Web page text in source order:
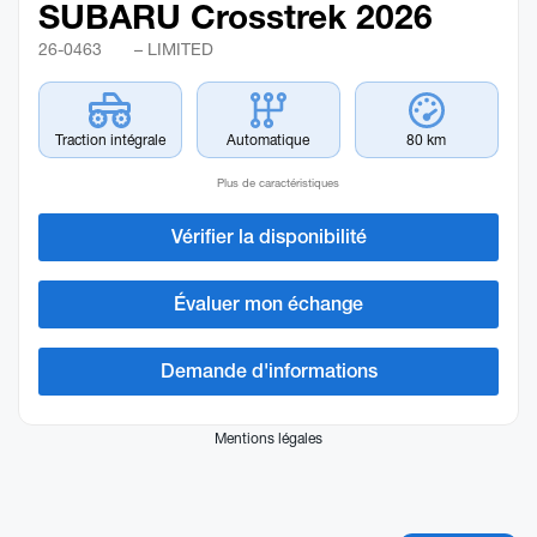
SUBARU Crosstrek 2026
26-0463 – LIMITED
Traction intégrale Automatique 80 km
Plus de caractéristiques
Vérifier la disponibilité
Évaluer mon échange
Demande d'informations
Mentions légales